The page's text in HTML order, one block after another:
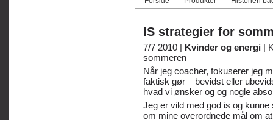
IS strategier for
7/7 2010 | Kvinder og energi |
sommeren
Når jeg coacher, fokuserer jeg
faktisk gør – bevidst eller
hvad vi ønsker og og nogle
Jeg er vild med god is og
om mine overordnede mål om